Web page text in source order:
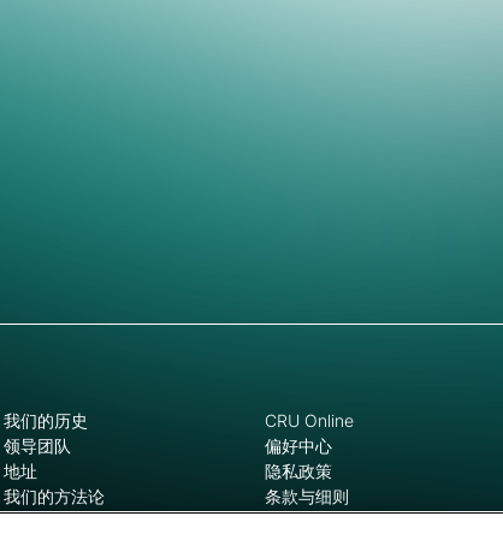
我们的历史
领导团队
地址
我们的方法论
CRU Online
偏好中心
隐私政策
条款与细则